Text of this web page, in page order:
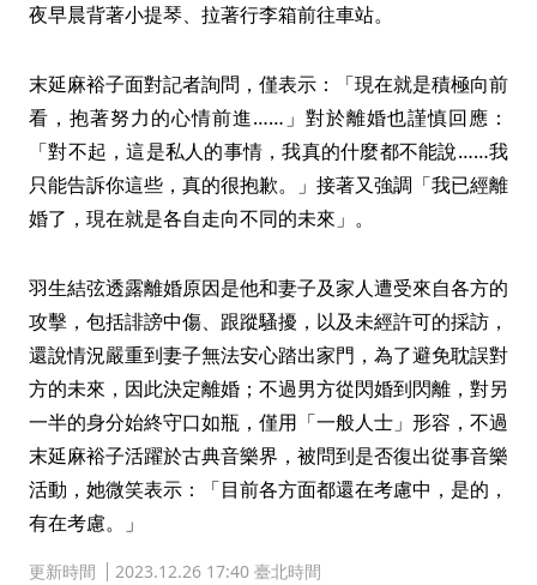
夜早晨背著小提琴、拉著行李箱前往車站。
末延麻裕子面對記者詢問，僅表示：「現在就是積極向前
看，抱著努力的心情前進……」對於離婚也謹慎回應：
「對不起，這是私人的事情，我真的什麼都不能說……我
只能告訴你這些，真的很抱歉。」接著又強調「我已經離
婚了，現在就是各自走向不同的未來」。
羽生結弦透露離婚原因是他和妻子及家人遭受來自各方的
攻擊，包括誹謗中傷、跟蹤騷擾，以及未經許可的採訪，
還說情況嚴重到妻子無法安心踏出家門，為了避免耽誤對
方的未來，因此決定離婚；不過男方從閃婚到閃離，對另
一半的身分始終守口如瓶，僅用「一般人士」形容，不過
末延麻裕子活躍於古典音樂界，被問到是否復出從事音樂
活動，她微笑表示：「目前各方面都還在考慮中，是的，
有在考慮。」
更新時間 2023.12.26 17:40 臺北時間